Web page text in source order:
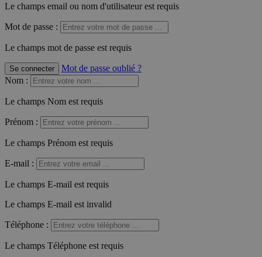
Le champs email ou nom d'utilisateur est requis
Mot de passe :
Le champs mot de passe est requis
Se connecter
Mot de passe oublié ?
Nom :
Le champs Nom est requis
Prénom :
Le champs Prénom est requis
E-mail :
Le champs E-mail est requis
Le champs E-mail est invalid
Téléphone :
Le champs Téléphone est requis